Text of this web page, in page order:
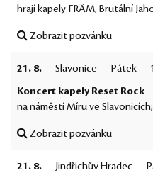
hrají kapely FRÄM, Brutální
Zobrazit pozvánku
21. 8. Slavonice Pátek
Koncert kapely Reset Rock
na náměstí Míru ve
Zobrazit pozvánku
21. 8. Jindřichův Hradec